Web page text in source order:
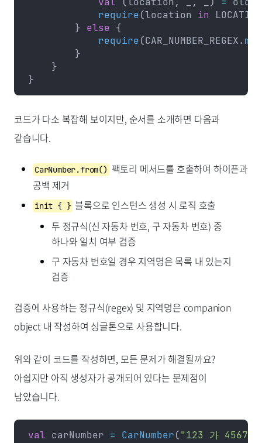
            require
(location in
        }
else {
            require
(CAR_NUMBER_REGEX.
        }
    }
}
코드가 다소 복잡해 보이지만, 순서를 소개하면 다음과
같습니다.
CarNumber.from() 팩토리 메서드를 호출하여 하이픈과
공백 제거
init { } 블록으로 인스턴스 생성 시 로직 호출
두 정규식(신 자동차 번호, 구 자동차 번호) 중
하나와 일치 여부 검증
구 자동차 번호일 경우 지역명은 목록 내 있는지
검증
검증에 사용하는 정규식(regex) 및 지역명은 companion
object 내 작성하여 싱글톤으로 사용합니다.
위와 같이 코드를 작성하면, 모든 문제가 해결될까요?
아쉽지만 아직 생성자가 공개되어 있다는 문제점이
남았습니다.
val carNumber = CarNumber("123 가 4567"